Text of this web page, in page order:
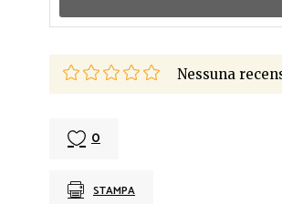
Nessuna
0
STAMPA